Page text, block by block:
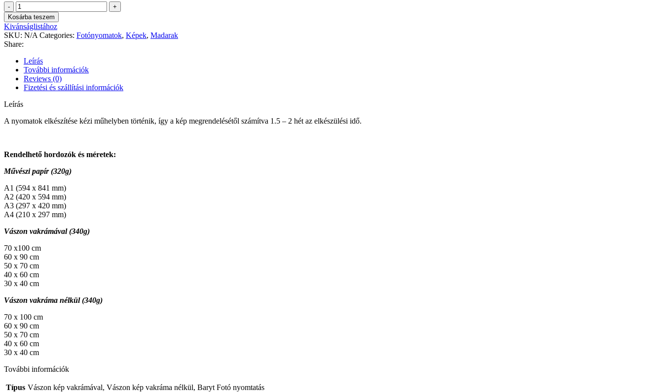
Ambrus
Tímea
-
A
szerelmes
pár
a
tó
partján
andalog
quantity
Kosárba teszem
Kivánságlistához
SKU: N/A Categories: Fotónyomatok, Képek, Madarak
Share:
Leírás
További információk
Reviews (0)
Fizetési és szállítási információk
Leírás
A nyomatok elkészítése kézi műhelyben történik, így a kép megrendelésétől számítva 1.5 – 2 hét az elkészülési idő.
Rendelhető hordozók és méretek:
Művészi papír (320g)
A1 (594 x 841 mm)
A2 (420 x 594 mm)
A3 (297 x 420 mm)
A4 (210 x 297 mm)
Vászon vakrámával (340g)
70 x100 cm
60 x 90 cm
50 x 70 cm
40 x 60 cm
30 x 40 cm
Vászon vakráma nélkül (340g)
70 x 100 cm
60 x 90 cm
50 x 70 cm
40 x 60 cm
30 x 40 cm
További információk
Típus Vászon kép vakrámával, Vászon kép vakráma nélkül, Baryt Fotó nyomtatás